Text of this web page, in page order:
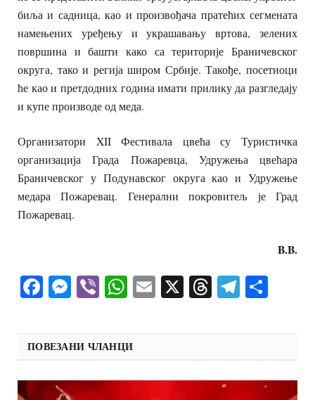
биља и садница, као и произвођача пратећих сегмената
намењених уређењу и украшавању вртова, зелених
површина и башти како са територије Браничевског
округа, тако и регија широм Србије. Такође, посетиоци
ће као и претдодних година имати прилику да разгледају
и купе производе од меда.
Организатори XII Фестивала цвећа су Туристичка
организација Града Пожаревца, Удружења цвећара
Браничевског у Подунавског округа као и Удружење
медара Пожаревац. Генерални покровитељ је Град
Пожаревац.
B.B.
Facebook
Messenger
ViberWhatsApp
Email
X Threads
ПОВЕЗАНИ ЧЛАНЦИ